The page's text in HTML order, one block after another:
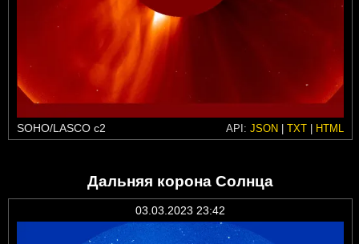
SOHO/LASCO c2 API: JSON | TXT | HTML
Дальняя корона Солнца
03.03.2023 23:42